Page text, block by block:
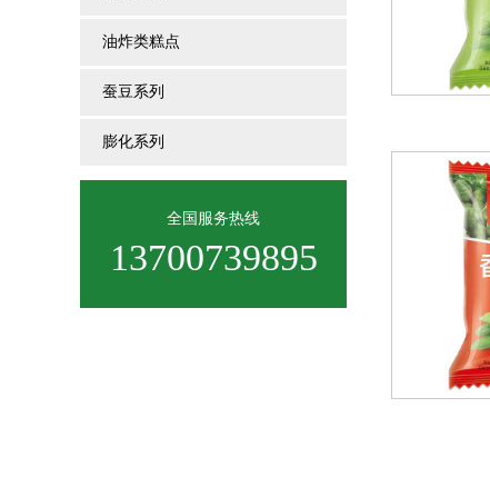
油炸类糕点
蚕豆系列
膨化系列
全国服务热线
13700739895